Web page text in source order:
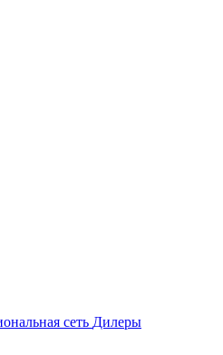
сеть Дилеры